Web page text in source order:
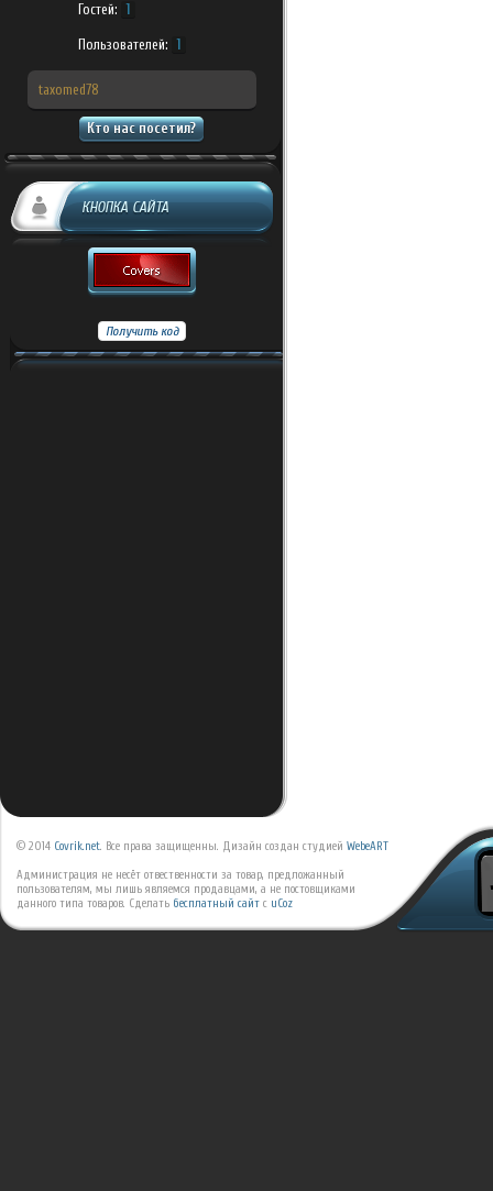
Гостей: 1
Пользователей: 1
taxomed78
Кто нас посетил?
КНОПКА САЙТА
© 2014 Covrik.net. Все права защищенны. Дизайн создан студией WebeART
Администрация не несёт отвественности за товар, предложанный
пользователям, мы лишь являемся продавцами, а не постовщиками
данного типа товаров. Сделать бесплатный сайт с uCoz